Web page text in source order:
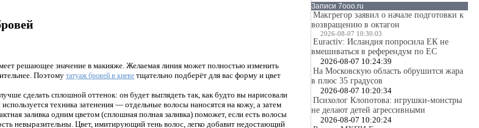
решающее значение в макияже. Желаемая линия может полностью изменить
Поэтому татуаж бровей в киеве тщательно подберёт для вас форму и цвет
сделать сплошной оттенок: он будет выглядеть так, как будто вы нарисовали
техника затенения — отдельные волосы наносятся на кожу, а затем
заливка одним цветом (сплошная полная заливка) поможет, если есть волосы
невыразительны. Цвет, имитирующий тень волос, легко добавит недостающий
Записи 7ooo.ru
Макгрегор заявил о начале подготовки к
возвращению в октагон
2026-08-07 10:30:03
Euractiv: Исландия попросила ЕК не
вмешиваться в референдум по ЕС
2026-08-07 10:24:39
На Московскую область обрушится жара
в плюс 35 градусов
2026-08-07 10:20:34
Психолог Клопотова: игрушки-монстры
не делают детей агрессивными
2026-08-07 10:20:24